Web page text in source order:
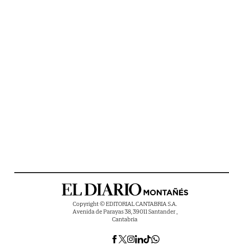
Copyright © EDITORIAL CANTABRIA S.A.
Avenida de Parayas 38, 39011 Santander ,
Cantabria